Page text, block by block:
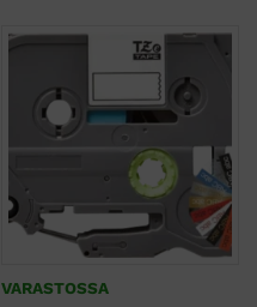
VARASTOSSA